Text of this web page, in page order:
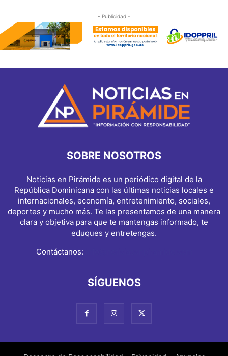
- Publicidad -
SOBRE NOSOTROS
Noticias en Pirámide es un periódico digital de la
República Dominicana con las últimas noticias locales e
internacionales, economía, entretenimiento, sociales,
deportes y mucho más. Te las presentamos de una manera
clara y objetiva para que te mantengas informado, te
eduques y entretengas.
Contáctanos:
SÍGUENOS